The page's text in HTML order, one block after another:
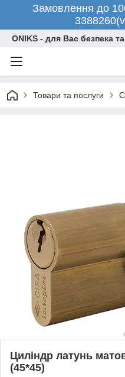
Замовлення до
ONIKS - для Вас безпека
Товари та послуги
Циліндр латунь
(45*45)